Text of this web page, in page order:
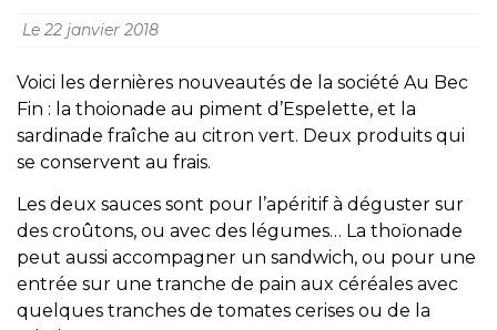
Le 22 janvier 2018
Voici les dernières nouveautés de la société Au Bec
Fin : la thoionade au piment d’Espelette, et la
sardinade fraîche au citron vert. Deux produits qui
se conservent au frais.
Les deux sauces sont pour l’apéritif à déguster sur
des croûtons, ou avec des légumes… La thoïonade
peut aussi accompagner un sandwich, ou pour une
entrée sur une tranche de pain aux céréales avec
quelques tranches de tomates cerises ou de la